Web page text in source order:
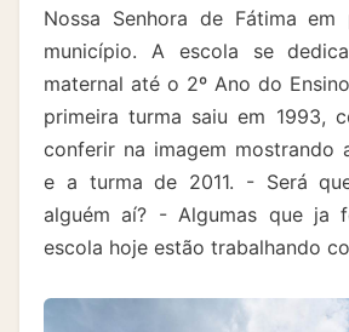
Nossa Senhora de Fátima
município. A escola se
maternal até o 2º Ano do
primeira turma saiu em 1993,
conferir na imagem mostrando
e a turma de 2011. - Será
alguém aí? - Algumas que ja
escola hoje estão trabalhando